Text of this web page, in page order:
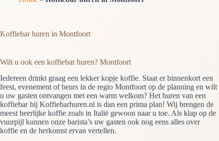
Koffiebar huren in Montfoort
Wilt u ook een koffiebar huren? Montfoort
Iedereen drinkt graag een lekker kopje koffie. Staat er binnenkort een
feest, evenement of beurs in de regio Montfoort op de planning en wilt
u uw gasten ontvangen met een warm welkom? Het huren van een
koffiebar bij Koffiebarhuren.nl is dan een prima plan! Wij brengen de
meest heerlijke koffie zoals in Italië gewoon naar u toe. Als klap op de
vuurpijl kunnen onze barista’s uw gasten ook nog eens alles over
koffie en de herkomst ervan vertellen.